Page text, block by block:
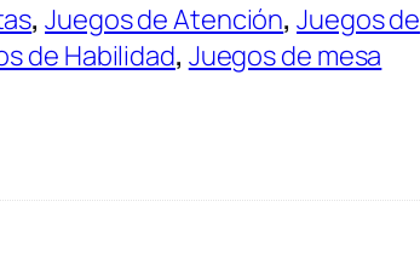
, Juegos de Atención, Juegos de
de Habilidad, Juegos de mesa